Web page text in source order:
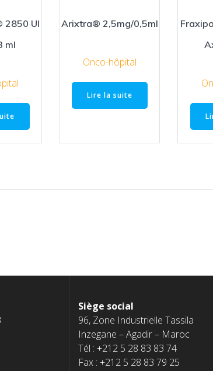
2850 UI
ml
Arixtra® 2,5mg/0,5ml
Onco-hôpital
Lire la suite
Siège social
96, Zone Industrielle Tassila
Inzegane – Agadir – Maroc
Tél : +212 5 28 83 83 74
Fax : +212 5 28 83 79 25